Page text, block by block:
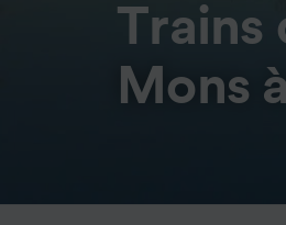
Trains
Mons